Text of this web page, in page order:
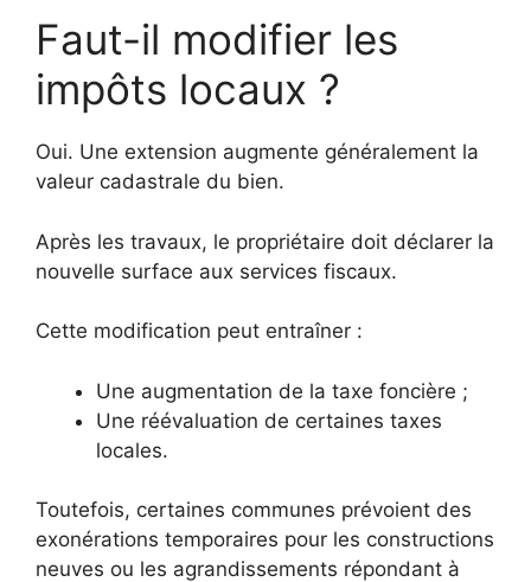
Faut-il modifier les
impôts locaux ?
Oui. Une extension augmente généralement la
valeur cadastrale du bien.
Après les travaux, le propriétaire doit déclarer la
nouvelle surface aux services fiscaux.
Cette modification peut entraîner :
Une augmentation de la taxe foncière ;
Une réévaluation de certaines taxes
locales.
Toutefois, certaines communes prévoient des
exonérations temporaires pour les constructions
neuves ou les agrandissements répondant à